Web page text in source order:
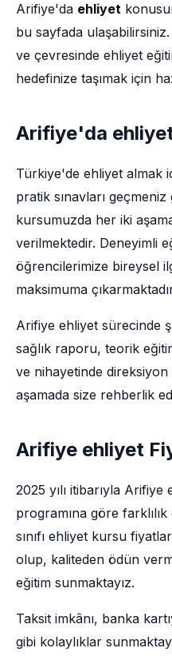
Arifiye'da ehliyet
bu sayfada
ve çevresinde ehliyet
hedefinize taşımak için
Arifiye'da
Türkiye'de ehliyet almak
pratik sınavları
kursumuzda her iki
verilmektedir. Deneyimli
öğrencilerimize bireysel
maksimuma
Arifiye ehliyet sürecinde
sağlık raporu, teorik
ve nihayetinde direksiyon
aşamada size rehberlik
Arifiye ehliyet
2025 yılı itibarıyla
programına göre
sınıfı ehliyet kursu
olup, kaliteden ödün
eğitim sunmaktayız.
Taksit imkânı, banka
gibi kolaylıklar